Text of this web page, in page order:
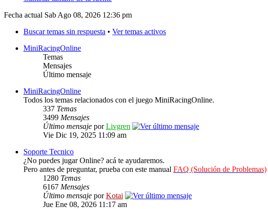
Fecha actual Sab Ago 08, 2026 12:36 pm
Buscar temas sin respuesta • Ver temas activos
MiniRacingOnline
Temas
Mensajes
Último mensaje
MiniRacingOnline
Todos los temas relacionados con el juego MiniRacingOnline.
337 Temas
3499 Mensajes
Último mensaje porLivgren
Vie Dic 19, 2025 11:09 am
Soporte Tecnico
¿No puedes jugar Online? acá te ayudaremos.
Pero antes de preguntar, prueba con este manual FAQ (Solución de Problemas)
1280 Temas
6167 Mensajes
Último mensaje porKotai
Jue Ene 08, 2026 11:17 am